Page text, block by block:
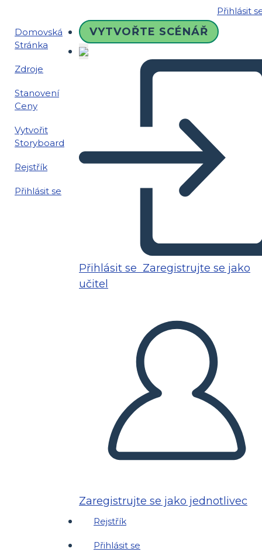
Přihlásit
Domovská
Stránka
Zdroje
Stanovení
Ceny
Vytvořit
Storyboard
Rejstřík
Přihlásit se
VYTVOŘTE SCÉNÁŘ
Přihlásit se Zaregistrujte se jako
učitel
Zaregistrujte se jako jednotlivec
Rejstřík
Přihlásit se